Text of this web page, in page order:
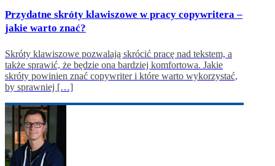
Przydatne skróty klawiszowe w pracy copywritera –
jakie warto znać?
Skróty klawiszowe pozwalają skrócić pracę nad tekstem, a
także sprawić, że będzie ona bardziej komfortowa. Jakie
skróty powinien znać copywriter i które warto wykorzystać,
by sprawniej […]